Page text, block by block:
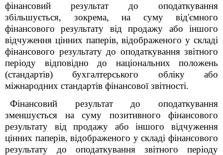
фінансовий результат до оподаткування
збільшується, зокрема, на суму від'ємного
фінансового результату від продажу або іншого
відчуження цінних паперів, відображеного у складі
фінансового результату до оподаткування звітного
періоду відповідно до національних положень
(стандартів) бухгалтерського обліку або
міжнародних стандартів фінансової звітності.
Фінансовий результат до оподаткування
зменшується на суму позитивного фінансового
результату від продажу або іншого відчуження
цінних паперів, відображеного у складі фінансового
результату до оподаткування звітного періоду